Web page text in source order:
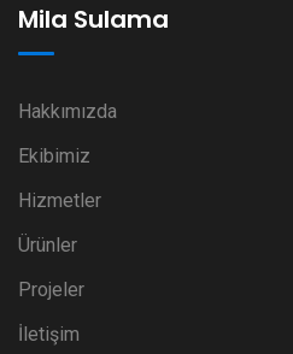
Mila Sulama
Hakkımızda
Ekibimiz
Hizmetler
Ürünler
Projeler
İletişim